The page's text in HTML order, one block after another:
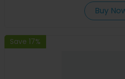
Buy
Save 17%